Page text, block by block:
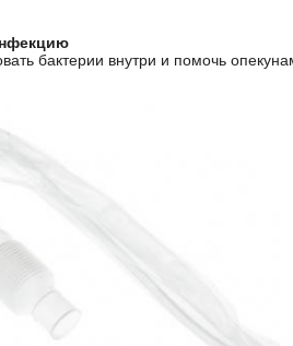
бактерии внутри и помочь